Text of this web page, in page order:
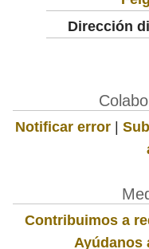
Dirección
Notificar error |
Contribuimos a
Ayúdanos